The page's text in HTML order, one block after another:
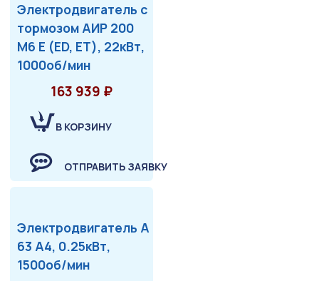
Электродвигатель с
тормозом АИР 200
М6 Е (ED, ET), 22кВт,
1000об/мин
163 939 ₽
В КОРЗИНУ
ОТПРАВИТЬ ЗАЯВКУ
Электродвигатель А
63 А4, 0.25кВт,
1500об/мин